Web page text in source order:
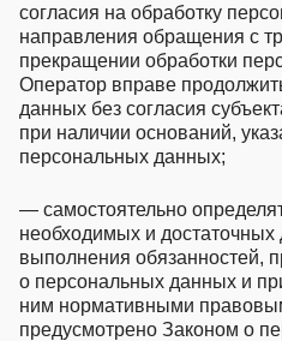
согласия на обработку
направления обращения с
прекращении обработки
Оператор вправе
данных без согласия
при наличии оснований,
персональных данных;
— самостоятельно
необходимых и достаточных
выполнения обязанностей,
о персональных данных и
ним нормативными
предусмотрено Законом о